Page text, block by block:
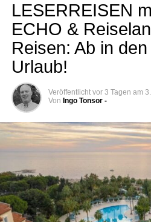
LESERREISEN
ECHO &
Rei­sen: Ab in
Urlaub!
Veröffentlicht vor 3 Tagen am
Von Ingo Tonsor -